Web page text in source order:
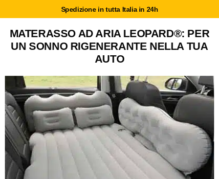
Spedizione in tutta Italia in 24h
MATERASSO AD ARIA LEOPARD®: PER
UN SONNO RIGENERANTE NELLA TUA
AUTO